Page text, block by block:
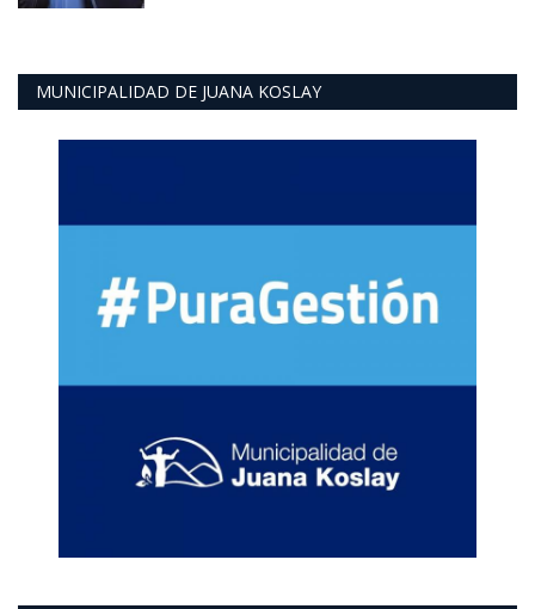
MUNICIPALIDAD DE JUANA KOSLAY